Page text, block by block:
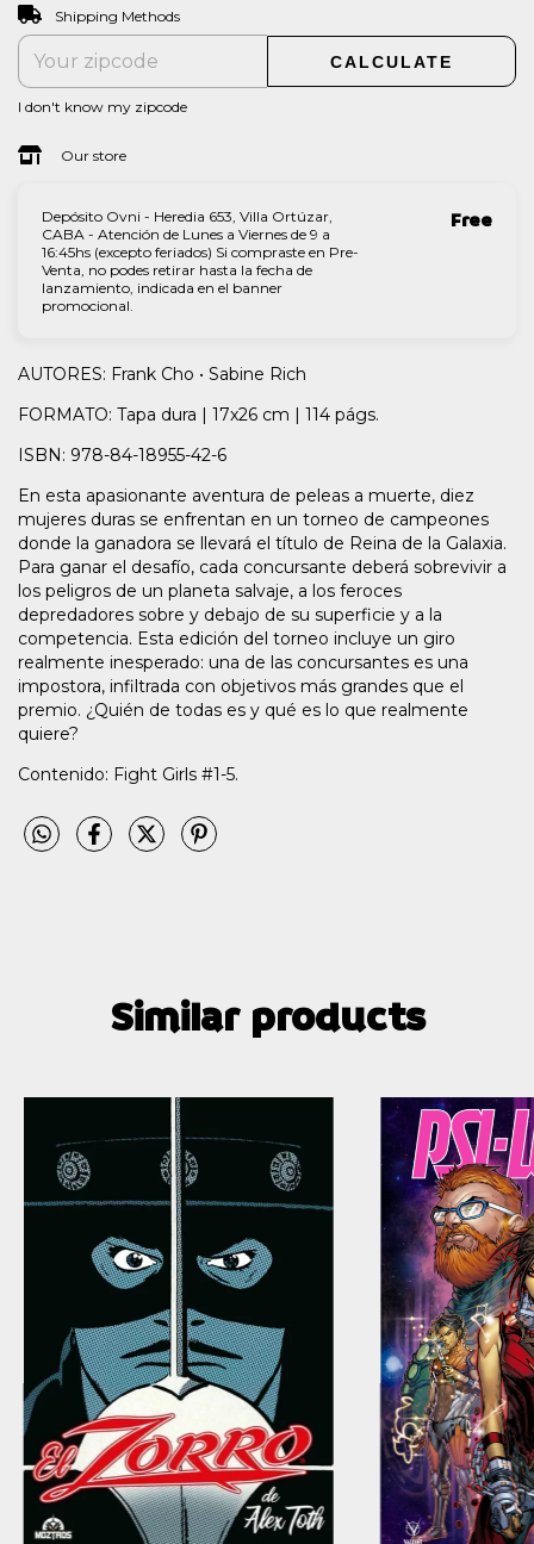
Shipping for zipcode:
Shipping Methods
CALCULATE
I don't know my zipcode
Our store
Depósito Ovni - Heredia 653, Villa Ortúzar,
CABA - Atención de Lunes a Viernes de 9 a
16:45hs (excepto feriados) Si compraste en Pre-
Venta, no podes retirar hasta la fecha de
lanzamiento, indicada en el banner
promocional.
Free
AUTORES: Frank Cho • Sabine Rich
FORMATO: Tapa dura | 17x26 cm | 114 págs.
ISBN: 978-84-18955-42-6
En esta apasionante aventura de peleas a muerte, diez
mujeres duras se enfrentan en un torneo de campeones
donde la ganadora se llevará el título de Reina de la Galaxia.
Para ganar el desafío, cada concursante deberá sobrevivir a
los peligros de un planeta salvaje, a los feroces
depredadores sobre y debajo de su superficie y a la
competencia. Esta edición del torneo incluye un giro
realmente inesperado: una de las concursantes es una
impostora, infiltrada con objetivos más grandes que el
premio. ¿Quién de todas es y qué es lo que realmente
quiere?
Contenido: Fight Girls #1-5.
Similar products